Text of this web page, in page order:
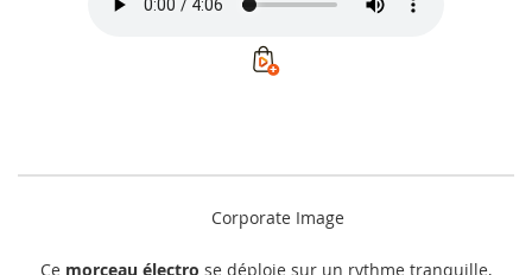
Corporate Image
Ce morceau électro se déploie sur un rythme tranquille,